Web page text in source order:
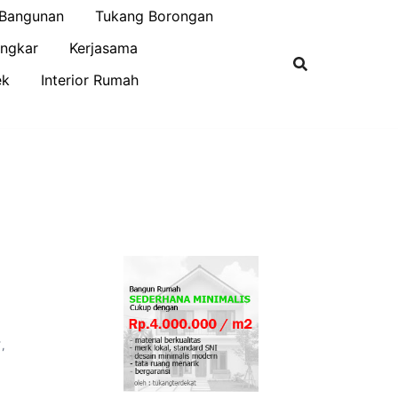
Tukang Borongan
Kerjasama
Interior Rumah
,